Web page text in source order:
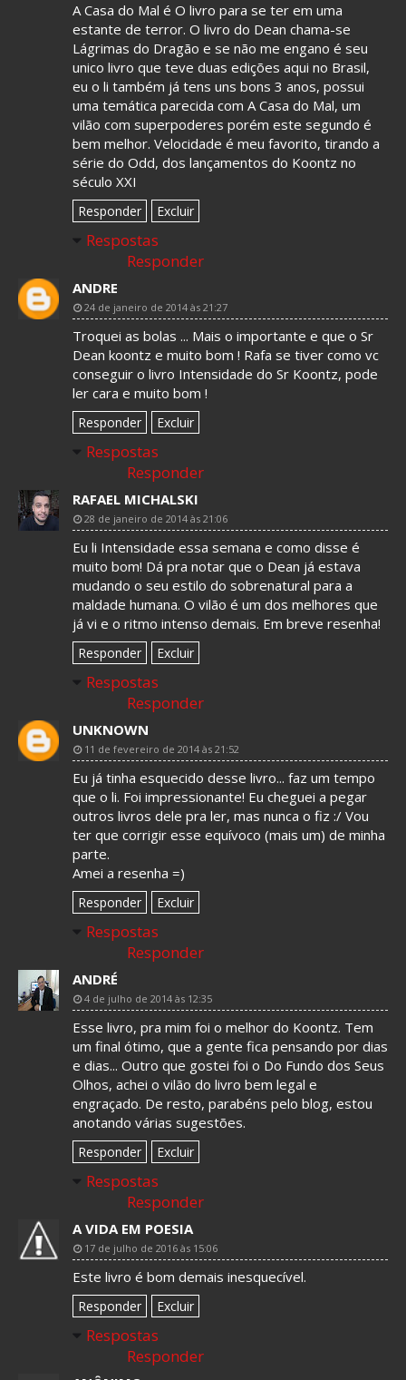
A Casa do Mal é O livro para se ter em uma
estante de terror. O livro do Dean chama-se
Lágrimas do Dragão e se não me engano é seu
unico livro que teve duas edições aqui no Brasil,
eu o li também já tens uns bons 3 anos, possui
uma temática parecida com A Casa do Mal, um
vilão com superpoderes porém este segundo é
bem melhor. Velocidade é meu favorito, tirando a
série do Odd, dos lançamentos do Koontz no
século XXI
Responder Excluir
Respostas
Responder
ANDRE
24 de janeiro de 2014 às 21:27
Troquei as bolas ... Mais o importante e que o Sr
Dean koontz e muito bom ! Rafa se tiver como vc
conseguir o livro Intensidade do Sr Koontz, pode
ler cara e muito bom !
Responder Excluir
Respostas
Responder
RAFAEL MICHALSKI
28 de janeiro de 2014 às 21:06
Eu li Intensidade essa semana e como disse é
muito bom! Dá pra notar que o Dean já estava
mudando o seu estilo do sobrenatural para a
maldade humana. O vilão é um dos melhores que
já vi e o ritmo intenso demais. Em breve resenha!
Responder Excluir
Respostas
Responder
UNKNOWN
11 de fevereiro de 2014 às 21:52
Eu já tinha esquecido desse livro... faz um tempo
que o li. Foi impressionante! Eu cheguei a pegar
outros livros dele pra ler, mas nunca o fiz :/ Vou
ter que corrigir esse equívoco (mais um) de minha
parte.
Amei a resenha =)
Responder Excluir
Respostas
Responder
ANDRÉ
4 de julho de 2014 às 12:35
Esse livro, pra mim foi o melhor do Koontz. Tem
um final ótimo, que a gente fica pensando por dias
e dias... Outro que gostei foi o Do Fundo dos Seus
Olhos, achei o vilão do livro bem legal e
engraçado. De resto, parabéns pelo blog, estou
anotando várias sugestões.
Responder Excluir
Respostas
Responder
A VIDA EM POESIA
17 de julho de 2016 às 15:06
Este livro é bom demais inesquecível.
Responder Excluir
Respostas
Responder